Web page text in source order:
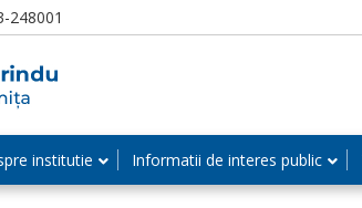
248001
institutie Informatii de interes public